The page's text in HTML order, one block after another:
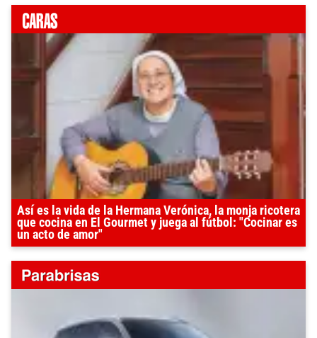
Así es la vida de la Hermana Verónica, la monja ricotera
que cocina en El Gourmet y juega al fútbol: "Cocinar es
un acto de amor"